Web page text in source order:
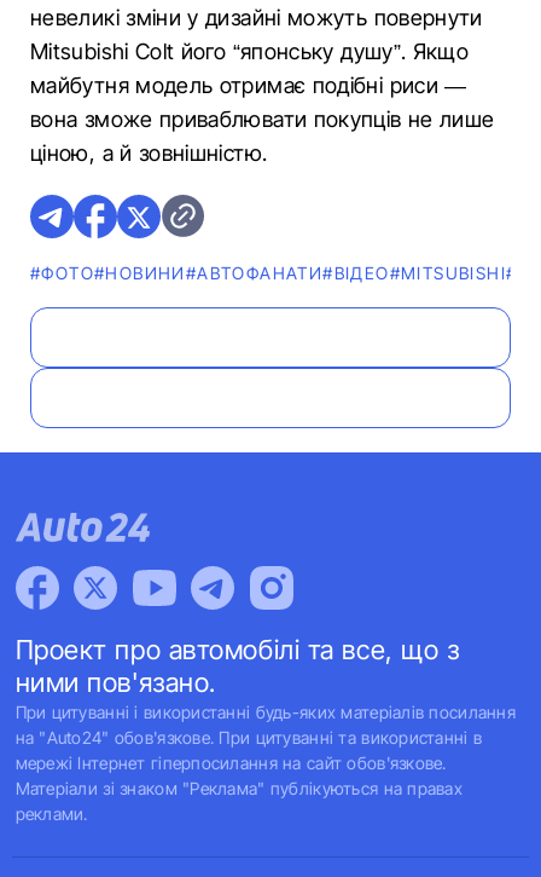
невеликі зміни у дизайні можуть повернути
Mitsubishi Colt його “японську душу”. Якщо
майбутня модель отримає подібні риси —
вона зможе приваблювати покупців не лише
ціною, а й зовнішністю.
#ФОТО#НОВИНИ#АВТОФАНАТИ#ВІДЕО#MITSUBISHI
Проект про автомобілі та все, що з
ними пов'язано.
При цитуванні і використанні будь-яких матеріалів посилання
на "Auto24" обов'язкове. При цитуванні та використанні в
мережі Інтернет гіперпосилання на сайт обов'язкове.
Матеріали зі знаком "Реклама" публікуються на правах
реклами.